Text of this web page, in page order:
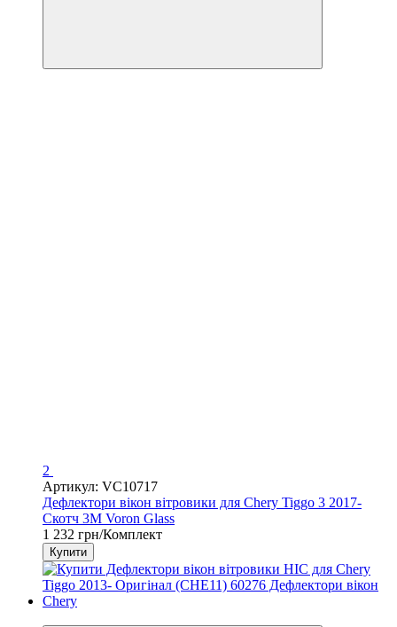
2
Артикул: VC10717
Дефлектори вікон вітровики для Chery Tiggo 3 2017-
Скотч 3M Voron Glass
1 232 грн/Комплект
Купити